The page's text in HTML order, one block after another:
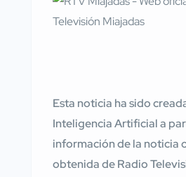
Esta noticia ha sido
Inteligencia Artificial a
información de la noticia
obtenida de Radio